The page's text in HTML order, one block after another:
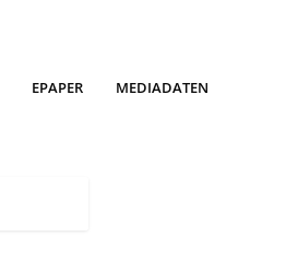
EPAPER MEDIADATEN